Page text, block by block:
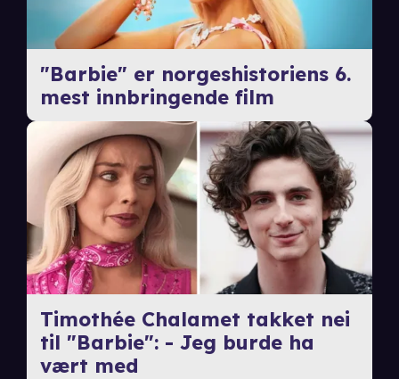
"Barbie" er norgeshistoriens 6.
mest innbringende film
Timothée Chalamet takket nei
til "Barbie": - Jeg burde ha
vært med